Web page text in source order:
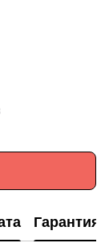
Гарантия